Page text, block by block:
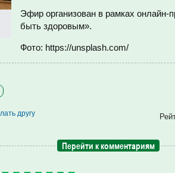
Эфир организован в рамках онлайн-
быть здоровым».
Фото: https://unsplash.com/
другу
Перейти к комментариям